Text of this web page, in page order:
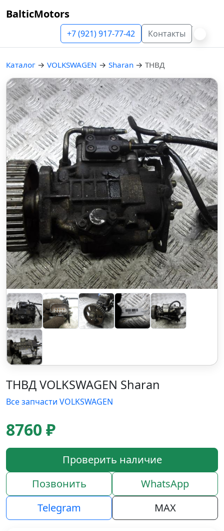
BalticMotors
+7 (921) 917-77-42 Контакты
Каталог → VOLKSWAGEN → Sharan → ТНВД
ТНВД VOLKSWAGEN Sharan
Все запчасти VOLKSWAGEN
8760 ₽
Проверить наличие
Позвонить
WhatsApp
Telegram
MAX